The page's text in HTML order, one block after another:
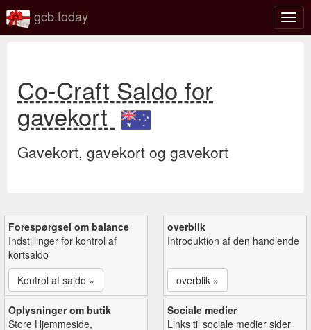
Slå
gcb.today
Co-Craft Saldo for
gavekort
Gavekort, gavekort og gavekort
Forespørgsel om balance
Indstillinger for kontrol af
kortsaldo
Kontrol af saldo »
overblik
Introduktion af den handlende
overblik »
Oplysninger om butik
Store Hjemmeside,
Sociale medier
Links til sociale medier sider